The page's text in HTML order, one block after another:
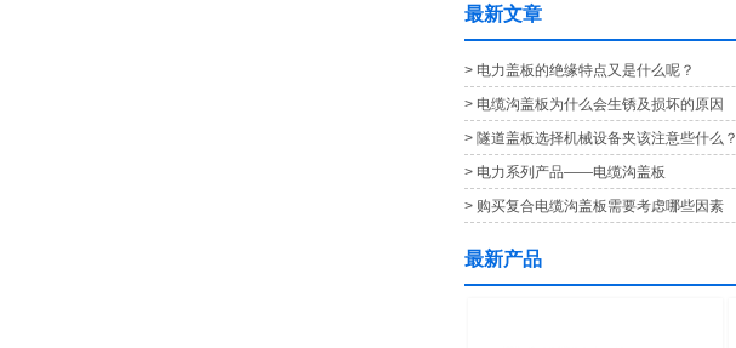
最新文章
> 电力盖板的绝缘特点又是什么呢？
> 电缆沟盖板为什么会生锈及损坏的原因
> 隧道盖板选择机械设备夹该注意些什么？
> 电力系列产品——电缆沟盖板
> 购买复合电缆沟盖板需要考虑哪些因素
最新产品